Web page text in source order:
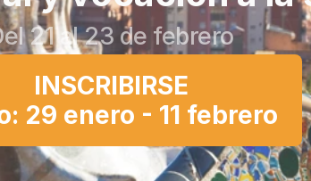
21 al 23 de febrero
INSCRIBIRSE
29 enero - 11 febrero